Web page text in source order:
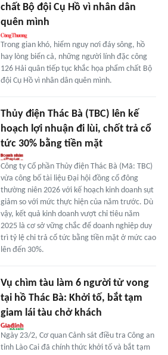
chất Bộ đội Cụ Hồ vì nhân dân
quên mình
Trong gian khó, hiểm nguy nơi đáy sông, hồ
hay lòng biển cả, những người lính đặc công
126 Hải quân tiếp tục khắc họa phẩm chất Bộ
đội Cụ Hồ vì nhân dân quên mình.
Thủy điện Thác Bà (TBC) lên kế
hoạch lợi nhuận đi lùi, chốt trả cổ
tức 30% bằng tiền mặt
Công ty Cổ phần Thủy điện Thác Bà (Mã: TBC)
vừa công bố tài liệu Đại hội đồng cổ đông
thường niên 2026 với kế hoạch kinh doanh sụt
giảm so với mức thực hiện của năm trước. Dù
vậy, kết quả kinh doanh vượt chỉ tiêu năm
2025 là cơ sở vững chắc để doanh nghiệp duy
trì tỷ lệ chi trả cổ tức bằng tiền mặt ở mức cao
lên đến 30%.
Vụ chìm tàu làm 6 người tử vong
tại hồ Thác Bà: Khởi tố, bắt tạm
giam lái tàu chở khách
Ngày 23/2, Cơ quan Cảnh sát điều tra Công an
tỉnh Lào Cai đã chính thức khởi tố và bắt tạm